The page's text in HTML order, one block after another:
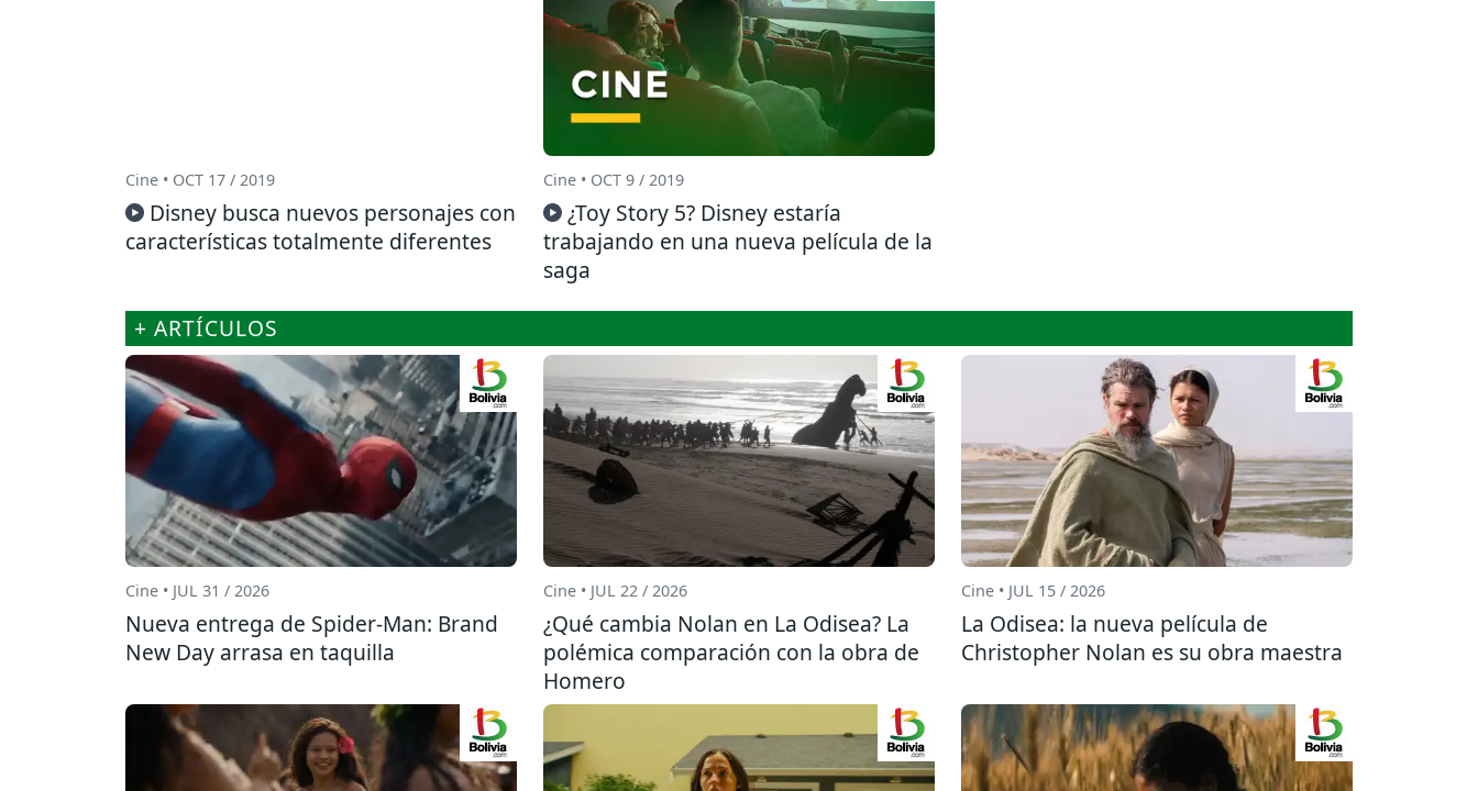
Cine • OCT 17 / 2019
Disney busca nuevos personajes con
características totalmente diferentes
Cine • OCT 9 / 2019
¿Toy Story 5? Disney estaría
trabajando en una nueva película de la
saga
+ ARTÍCULOS
Cine • JUL 31 / 2026
Nueva entrega de Spider-Man: Brand
New Day arrasa en taquilla
Cine • JUL 22 / 2026
¿Qué cambia Nolan en La Odisea? La
polémica comparación con la obra de
Homero
Cine • JUL 15 / 2026
La Odisea: la nueva película de
Christopher Nolan es su obra maestra